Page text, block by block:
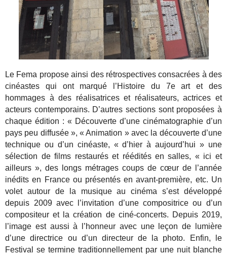
Le Fema propose ainsi des rétrospectives consacrées à des
cinéastes qui ont marqué l’Histoire du 7e art et des
hommages à des réalisatrices et réalisateurs, actrices et
acteurs contemporains. D’autres sections sont proposées à
chaque édition : « Découverte d’une cinématographie d’un
pays peu diffusée », « Animation » avec la découverte d’une
technique ou d’un cinéaste, « d’hier à aujourd’hui » une
sélection de films restaurés et réédités en salles, « ici et
ailleurs », des longs métrages coups de cœur de l’année
inédits en France ou présentés en avant-première, etc. Un
volet autour de la musique au cinéma s’est développé
depuis 2009 avec l’invitation d’une compositrice ou d’un
compositeur et la création de ciné-concerts. Depuis 2019,
l’image est aussi à l’honneur avec une leçon de lumière
d’une directrice ou d’un directeur de la photo. Enfin, le
Festival se termine traditionnellement par une nuit blanche